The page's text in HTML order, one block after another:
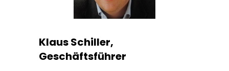
Klaus Schiller,
Geschäftsführer